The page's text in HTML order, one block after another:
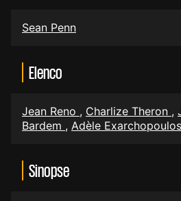
Sean Penn
Elenco
Jean Reno , Charlize Theron ,
Bardem , Adèle Exarchopoulos
Sinopse